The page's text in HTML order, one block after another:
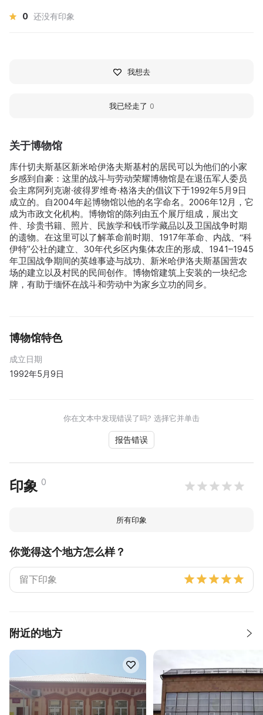
关于博物馆
库什切夫斯基区新米哈伊洛夫斯基村的居民可以为他们的小家
乡感到自豪：这里的战斗与劳动荣耀博物馆是在退伍军人委员
会主席阿列克谢·彼得罗维奇·格洛夫的倡议下于1992年5月9日
成立的。自2004年起博物馆以他的名字命名。2006年12月，它
成为市政文化机构。博物馆的陈列由五个展厅组成，展出文
件、珍贵书籍、照片、民族学和钱币学藏品以及卫国战争时期
的遗物。在这里可以了解革命前时期、1917年革命、内战、“科
伊特”公社的建立、30年代乡区内集体农庄的形成、1941–1945
年卫国战争期间的英雄事迹与战功、新米哈伊洛夫斯基国营农
场的建立以及村民的民间创作。博物馆建筑上安装的一块纪念
牌，有助于缅怀在战斗和劳动中为家乡立功的同乡。
博物馆特色
成立日期
1992年5月9日
你在文本中发现错误了吗? 选择它并单击
报告错误
印象 0
所有印象
你觉得这个地方怎么样？
附近的地方
0 还没有印象
我想去
我已经走了 0